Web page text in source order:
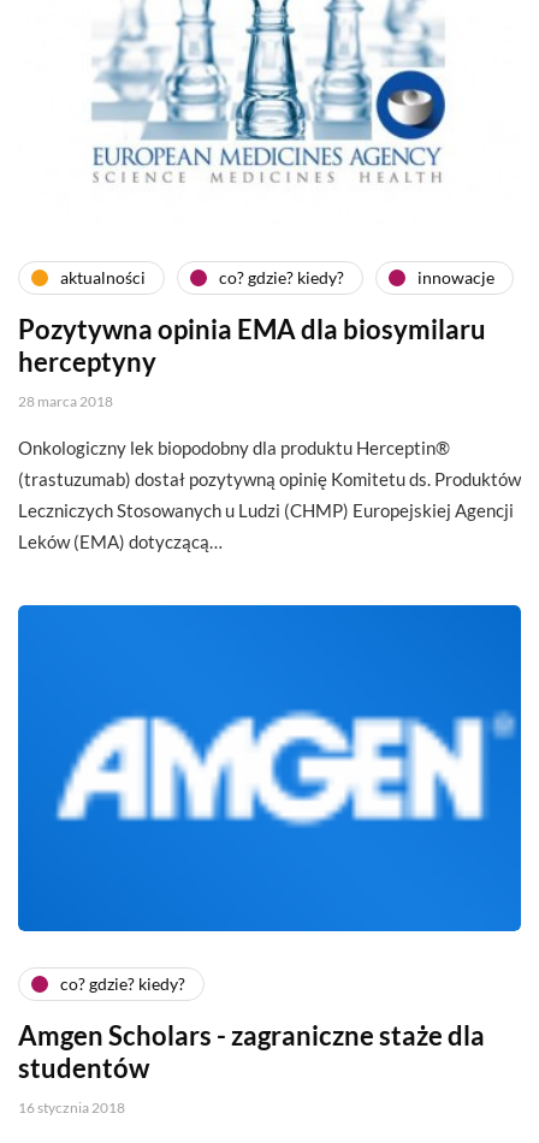
aktualności co? gdzie? kiedy? innowacje
Pozytywna opinia EMA dla biosymilaru
herceptyny
28 marca 2018
Onkologiczny lek biopodobny dla produktu Herceptin®
(trastuzumab) dostał pozytywną opinię Komitetu ds. Produktów
Leczniczych Stosowanych u Ludzi (CHMP) Europejskiej Agencji
Leków (EMA) dotyczącą…
co? gdzie? kiedy?
Amgen Scholars - zagraniczne staże dla
studentów
16 stycznia 2018